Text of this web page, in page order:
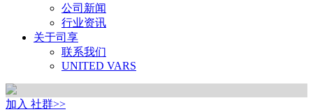
公司新闻
行业资讯
关于司享
联系我们
UNITED VARS
加入 社群>>